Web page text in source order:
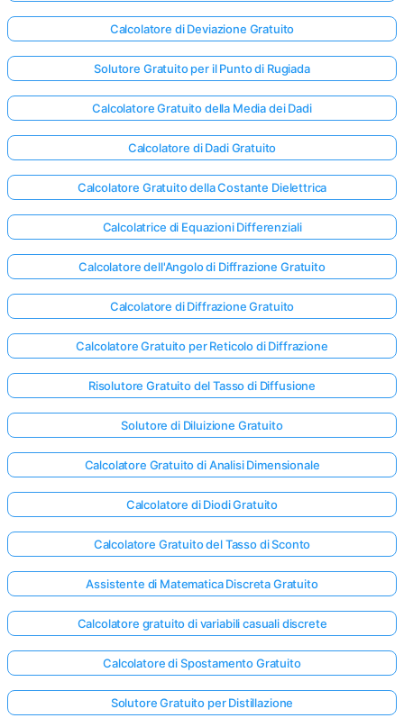
Accedi
qui!
Calcolatore di Deviazione Gratuito
Solutore Gratuito per il Punto di Rugiada
Calcolatore Gratuito della Media dei Dadi
Calcolatore di Dadi Gratuito
Calcolatore Gratuito della Costante Dielettrica
Calcolatrice di Equazioni Differenziali
Calcolatore dell'Angolo di Diffrazione Gratuito
Calcolatore di Diffrazione Gratuito
Calcolatore Gratuito per Reticolo di Diffrazione
Risolutore Gratuito del Tasso di Diffusione
Solutore di Diluizione Gratuito
Calcolatore Gratuito di Analisi Dimensionale
Calcolatore di Diodi Gratuito
Calcolatore Gratuito del Tasso di Sconto
Assistente di Matematica Discreta Gratuito
Calcolatore gratuito di variabili casuali discrete
Calcolatore di Spostamento Gratuito
Solutore Gratuito per Distillazione